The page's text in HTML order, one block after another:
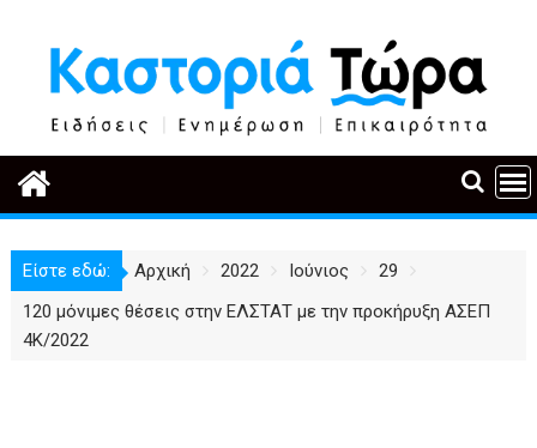
περιεχόμενο
Είστε εδώ: Αρχική 2022 Ιούνιος
29
120 μόνιμες θέσεις στην ΕΛΣΤΑΤ με την προκήρυξη ΑΣΕΠ
4Κ/2022